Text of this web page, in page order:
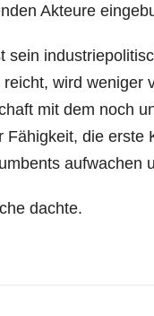
Akteure
wird weniger
mit dem noch
die erste
aufwachen
dachte.